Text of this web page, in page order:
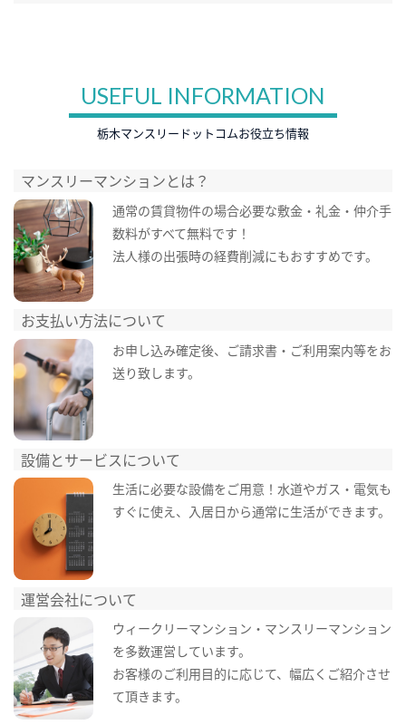
USEFUL INFORMATION
栃木マンスリードットコムお役立ち情報
マンスリーマンションとは？
通常の賃貸物件の場合必要な敷金・礼金・仲介手
数料がすべて無料です！
法人様の出張時の経費削減にもおすすめです。
お支払い方法について
お申し込み確定後、ご請求書・ご利用案内等をお
送り致します。
設備とサービスについて
生活に必要な設備をご用意！水道やガス・電気も
すぐに使え、入居日から通常に生活ができます。
運営会社について
ウィークリーマンション・マンスリーマンション
を多数運営しています。
お客様のご利用目的に応じて、幅広くご紹介させ
て頂きます。